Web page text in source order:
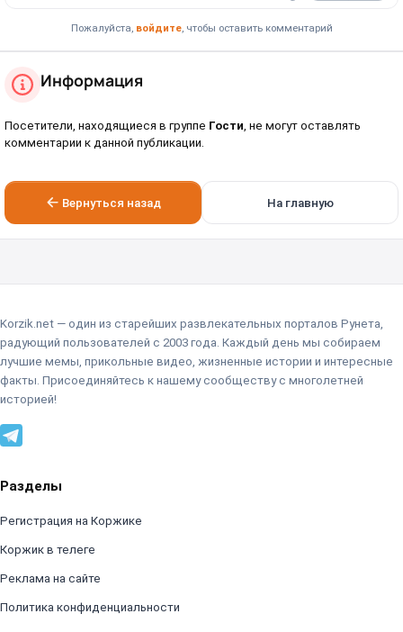
Пожалуйста, войдите, чтобы оставить комментарий
Информация
Посетители, находящиеся в группе Гости, не могут оставлять
комментарии к данной публикации.
Вернуться назад На главную
Korzik.net — один из старейших развлекательных порталов Рунета,
радующий пользователей с 2003 года. Каждый день мы собираем
лучшие мемы, прикольные видео, жизненные истории и интересные
факты. Присоединяйтесь к нашему сообществу с многолетней
историей!
Разделы
Регистрация на Коржике
Коржик в телеге
Реклама на сайте
Политика конфиденциальности